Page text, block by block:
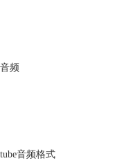
频
音频格式